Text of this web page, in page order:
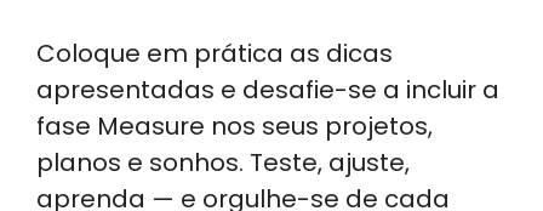
Coloque em prática as dicas
apresentadas e desafie-se a incluir a
fase Measure nos seus projetos,
planos e sonhos. Teste, ajuste,
aprenda — e orgulhe-se de cada